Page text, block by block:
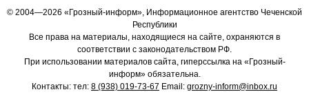
© 2004—2026 «Грозный-информ», Информационное агентство Чеченской
Республики
Все права на материалы, находящиеся на сайте, охраняются в
соответствии с законодательством РФ.
При использовании материалов сайта, гиперссылка на «Грозный-
информ» обязательна.
Контакты: тел: 8 (938) 019-73-67 Email: grozny-inform@inbox.ru